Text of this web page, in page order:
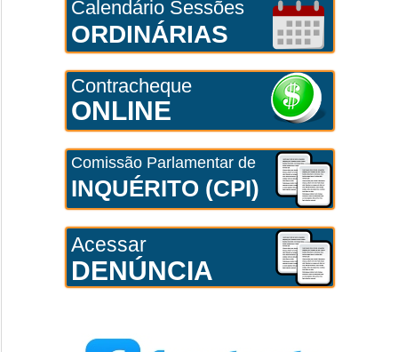
Calendário Sessões
ORDINÁRIAS
Contracheque
ONLINE
Comissão Parlamentar de
INQUÉRITO (CPI)
Acessar
DENÚNCIA